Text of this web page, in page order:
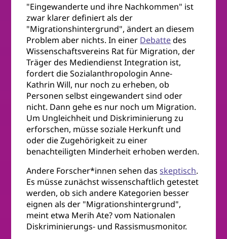
"Eingewanderte und ihre Nachkommen" ist
zwar klarer definiert als der
"Migrationshintergrund", ändert an diesem
Problem aber nichts. In einer Debattedes
Wissenschaftsvereins Rat für Migration, der
Träger des Mediendienst Integration ist,
fordert die Sozialanthropologin Anne-
Kathrin Will, nur noch zu erheben, ob
Personen selbst eingewandert sind oder
nicht. Dann gehe es nur noch um Migration.
Um Ungleichheit und Diskriminierung zu
erforschen, müsse soziale Herkunft und
oder die Zugehörigkeit zu einer
benachteiligten Minderheit erhoben werden.
Andere Forscher*innen sehen dasskeptisch.
Es müsse zunächst wissenschaftlich getestet
werden, ob sich andere Kategorien besser
eignen als der "Migrationshintergrund",
meint etwa Merih Ate? vom Nationalen
Diskriminierungs- und Rassismusmonitor.